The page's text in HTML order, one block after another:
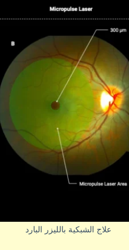
علاج الشبكية بالليزر البارد